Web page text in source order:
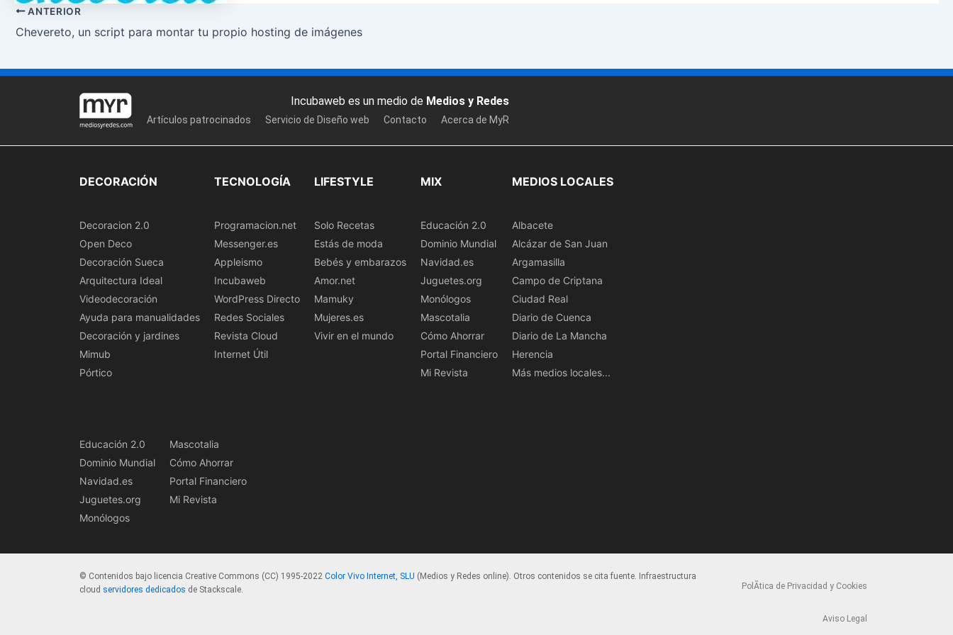
ANTERIOR
Chevereto, un script para montar tu propio hosting de imágenes
Incubaweb es un medio de Medios y Redes
Artículos patrocinados Servicio de Diseño web Contacto Acerca de MyR
DECORACIÓN
Decoracion 2.0
Open Deco
Decoración Sueca
Arquitectura Ideal
Videodecoración
Ayuda para manualidades
Decoración y jardines
Mimub
Pórtico
TECNOLOGÍA
Programacion.net
Messenger.es
Appleismo
Incubaweb
WordPress Directo
Redes Sociales
Revista Cloud
Internet Útil
LIFESTYLE
Solo Recetas
Estás de moda
Bebés y embarazos
Amor.net
Mamuky
Mujeres.es
Vivir en el mundo
MIX
Educación 2.0
Dominio Mundial
Navidad.es
Juguetes.org
Monólogos
Mascotalia
Cómo Ahorrar
Portal Financiero
Mi Revista
MEDIOS LOCALES
Albacete
Alcázar de San Juan
Argamasilla
Campo de Criptana
Ciudad Real
Diario de Cuenca
Diario de La Mancha
Herencia
Más medios locales...
Educación 2.0
Dominio Mundial
Navidad.es
Juguetes.org
Monólogos
Mascotalia
Cómo Ahorrar
Portal Financiero
Mi Revista
© Contenidos bajo licencia Creative Commons (CC) 1995-2022 Color Vivo Internet, SLU (Medios y Redes online). Otros contenidos se cita fuente. Infraestructura
cloud servidores dedicados de Stackscale. PolÃ­tica de Privacidad y Cookies
Aviso Legal